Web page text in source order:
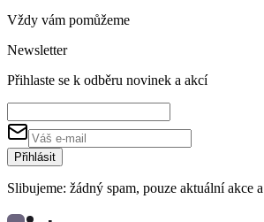
Vždy vám pomůžeme
Newsletter
Přihlaste se k odběru novinek a akcí
Přihlásit
Slibujeme: žádný spam, pouze aktuální akce